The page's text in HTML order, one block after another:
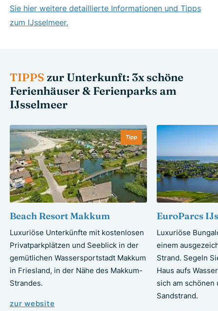
Sie hier weitere detaillierte Informationen und Tipps
zum IJsselmeer.
TIPPS zur Unterkunft: 3x schöne
Ferienhäuser & Ferienparks am
IJsselmeer
Tipp
Beach Resort Makkum
Luxuriöse Unterkünfte mit kostenlosen
Privatparkplätzen und Seeblick in der
gemütlichen Wassersportstadt Makkum
in Friesland, in der Nähe des Makkum-
Strandes.
zur website
EuroParcs
Luxuriöse
einem
Strand. Segeln
Haus aufs
sich am schönen
Sandstrand.